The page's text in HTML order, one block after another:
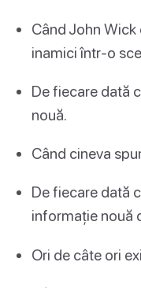
Când John
inamici într-o
De fiecare dată
nouă.
Când cineva
De fiecare dată
informație nouă
Ori de câte ori